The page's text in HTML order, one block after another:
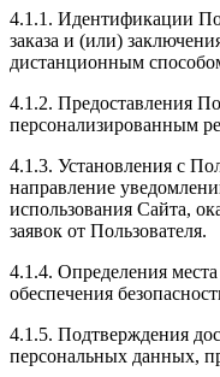
4.1.1. Идентификации
заказа и (или)
дистанционным
4.1.2. Предоставления
персонализированным
4.1.3. Установления с
направление
использования Сайта,
заявок от Пользователя.
4.1.4. Определения
обеспечения
4.1.5. Подтверждения
персональных данных,